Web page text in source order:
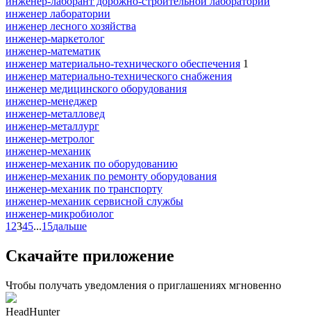
инженер лаборатории
инженер лесного хозяйства
инженер-маркетолог
инженер-математик
инженер материально-технического обеспечения 1
инженер материально-технического снабжения
инженер медицинского оборудования
инженер-менеджер
инженер-металловед
инженер-металлург
инженер-метролог
инженер-механик
инженер-механик по оборудованию
инженер-механик по ремонту оборудования
инженер-механик по транспорту
инженер-механик сервисной службы
инженер-микробиолог
1 2345...15дальше
Скачайте приложение
Чтобы получать уведомления о приглашениях мгновенно
HeadHunter